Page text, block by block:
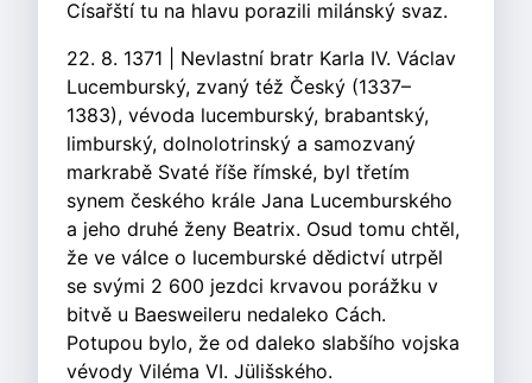
Císařští tu na hlavu porazili milánský svaz.
22. 8. 1371 | Nevlastní bratr Karla IV. Václav
Lucemburský, zvaný též Český (1337–
1383), vévoda lucemburský, brabantský,
limburský, dolnolotrinský a samozvaný
markrabě Svaté říše římské, byl třetím
synem českého krále Jana Lucemburského
a jeho druhé ženy Beatrix. Osud tomu chtěl,
že ve válce o lucemburské dědictví utrpěl
se svými 2 600 jezdci krvavou porážku v
bitvě u Baesweileru nedaleko Cách.
Potupou bylo, že od daleko slabšího vojska
vévody Viléma VI. Jülišského.